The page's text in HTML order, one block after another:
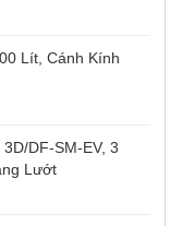
Lít, Cánh Kính
DF-SM-EV, 3
Lướt